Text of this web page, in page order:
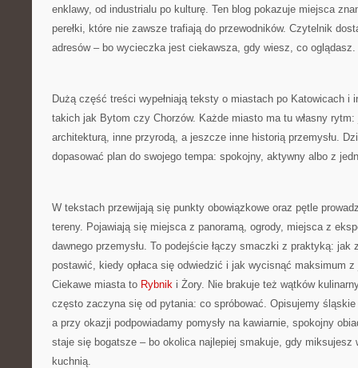
enklawy, od industrialu po kulturę. Ten blog pokazuje miejsca
perełki, które nie zawsze trafiają do przewodników. Czytelnik
adresów – bo wycieczka jest ciekawsza, gdy wiesz, co oglądasz.
Dużą część treści wypełniają teksty o miastach po Katowicach i
takich jak Bytom czy Chorzów. Każde miasto ma tu własny rytm:
architekturą, inne przyrodą, a jeszcze inne historią przemysłu.
dopasować plan do swojego tempa: spokojny, aktywny albo z
W tekstach przewijają się punkty obowiązkowe oraz pętle
tereny. Pojawiają się miejsca z panoramą, ogrody, miejsca z
dawnego przemysłu. To podejście łączy smaczki z praktyką: jak
postawić, kiedy opłaca się odwiedzić i jak wycisnąć maksimum z
Ciekawe miasta to Rybnik i Żory. Nie brakuje też wątków
często zaczyna się od pytania: co spróbować. Opisujemy
a przy okazji podpowiadamy pomysły na kawiarnie, spokojny
staje się bogatsze – bo okolica najlepiej smakuje, gdy miksujesz
kuchnią.